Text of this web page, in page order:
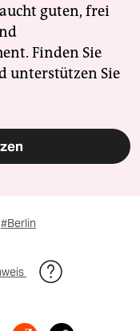
guten, frei
Finden Sie
unterstützen Sie
#Berlin